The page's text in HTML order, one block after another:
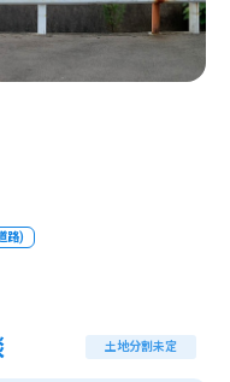
路)
土地分割未定